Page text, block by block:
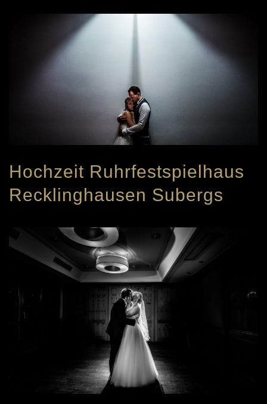
Hochzeit Ruhrfestspielhaus
Recklinghausen Subergs